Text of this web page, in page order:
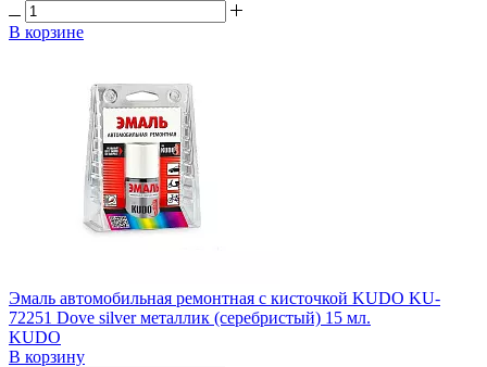
В корзине
Эмаль автомобильная ремонтная с кисточкой KUDO KU-
72251 Dove silver металлик (серебристый) 15 мл.
KUDO
В корзину